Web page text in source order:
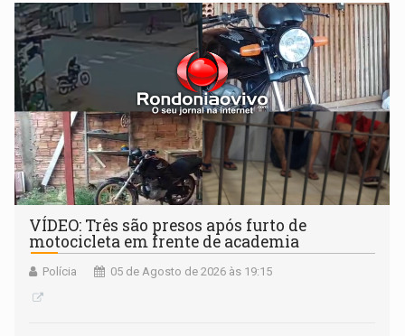
VÍDEO: Três são presos após furto de
motocicleta em frente de academia
Polícia 05 de Agosto de 2026 às 19:15